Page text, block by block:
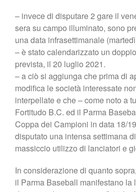
– invece di disputare 2 gare il
sera su campo illuminato, sono
una data infrasettimanale
– è stato calendarizzato un
prevista, il 20 luglio 2021.
– a ciò si aggiunga che prima di
modifica le società interessate
interpellate e che – come noto a
Fortitudo B.C. ed il Parma
Coppa dei Campioni in data 18/
disputato una intensa settimana
massiccio utilizzo di lanciatori e
In considerazione di quanto
il Parma Baseball manifestano